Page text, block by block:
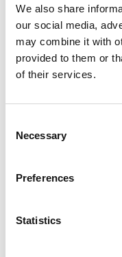
We also share
our social media,
may combine it with
provided to them or
of their services.
Selection
Necessary
Preferences
Statistics
vigor e/ou o manual
pela garantia do
situações
precocemente o
com uma
no caso dos
equipamento;
A garantia Solzaima é
equipamentos
país onde foi